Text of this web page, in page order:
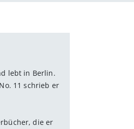
lebt in Berlin.
No. 11 schrieb er
die er